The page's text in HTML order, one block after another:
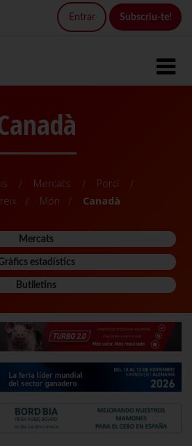
Entrar Subscriu-te!
Mercats
Porcí
Món Canadà
Mercats
estadístics
Butlletins